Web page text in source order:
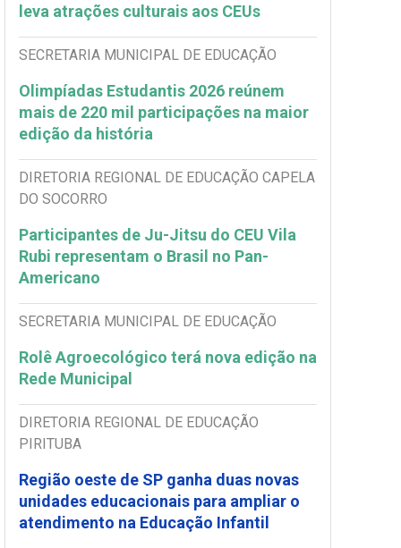
leva atrações culturais aos CEUs
SECRETARIA MUNICIPAL DE EDUCAÇÃO
Olimpíadas Estudantis 2026 reúnem
mais de 220 mil participações na maior
edição da história
DIRETORIA REGIONAL DE EDUCAÇÃO CAPELA
DO SOCORRO
Participantes de Ju-Jitsu do CEU Vila
Rubi representam o Brasil no Pan-
Americano
SECRETARIA MUNICIPAL DE EDUCAÇÃO
Rolê Agroecológico terá nova edição na
Rede Municipal
DIRETORIA REGIONAL DE EDUCAÇÃO
PIRITUBA
Região oeste de SP ganha duas novas
unidades educacionais para ampliar o
atendimento na Educação Infantil